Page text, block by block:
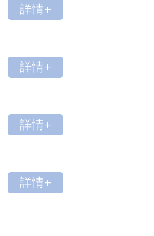
詳情+
詳情+
詳情+
詳情+